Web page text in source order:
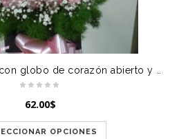
62.00$
OPCIONES